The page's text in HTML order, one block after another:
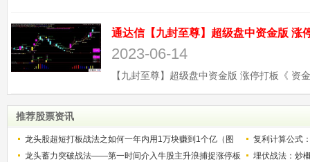
2023-06-14
推荐股票资讯
龙头股超短打板战法之如何一年内用1万块赚到1个亿（图
解）
复利计算公式
少？
龙头蓄力突破战法——第一时间介入牛股主升浪捕捉涨停板
埋伏战法：炒